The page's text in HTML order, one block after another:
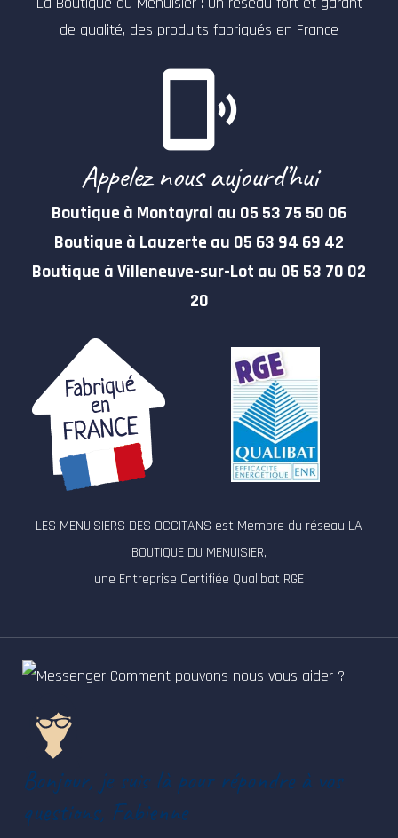
de qualité, des produits fabriqués en France
Appelez nous aujourd’hui
Boutique à Montayral au 05 53 75 50 06
Boutique à Lauzerte au 05 63 94 69 42
Boutique à Villeneuve-sur-Lot au 05 53 70 02
20
LES MENUISIERS DES OCCITANS est Membre du réseau LA
BOUTIQUE DU MENUISIER,
une Entreprise Certifiée Qualibat RGE
Comment pouvons nous vous aider ?
Bonjour, je suis là pour répondre à vos
questions, Fabienne